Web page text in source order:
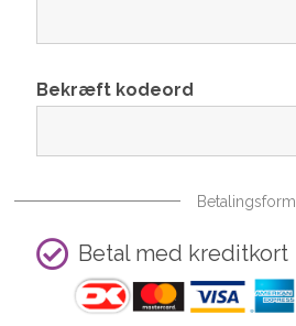
Bekræft kodeord
Betalingsform
Betal med kreditkort